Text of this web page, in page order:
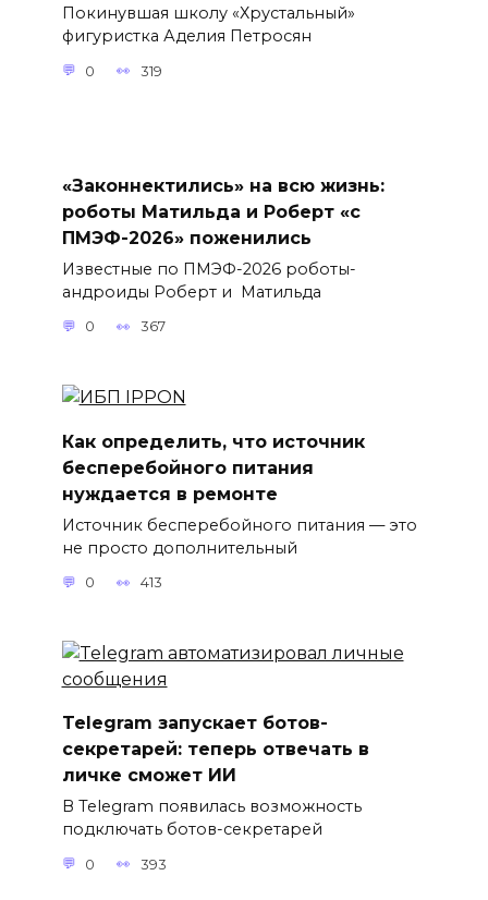
Покинувшая школу «Хрустальный»
фигуристка Аделия Петросян
0 319
«Законнектились» на всю жизнь:
роботы Матильда и Роберт «с
ПМЭФ-2026» поженились
Известные по ПМЭФ-2026 роботы-
андроиды Роберт и Матильда
0 367
Как определить, что источник
бесперебойного питания
нуждается в ремонте
Источник бесперебойного питания — это
не просто дополнительный
0 413
Telegram запускает ботов-
секретарей: теперь отвечать в
личке сможет ИИ
В Telegram появилась возможность
подключать ботов-секретарей
0 393